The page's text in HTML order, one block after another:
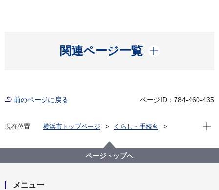
関連ページ一覧
開く
前のページに戻る ページID：784-460-435
現在位置 横浜市トップページ
くらし・手続き
ヨコハマ分譲マンションポータル
維持・管理をする
管理規約・長期修繕計画
省エネに関する長期修繕計画を作成しようとするマン
現在
ページトップへ
メニュー